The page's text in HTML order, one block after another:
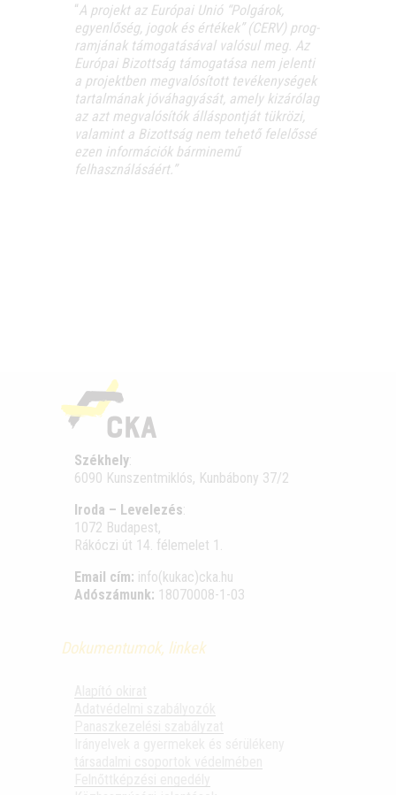
“A pro­jekt az Euró­pai Unió “Pol­gá­rok,
egyen­lő­ség, jogok és érté­kek” (CERV) prog­
ram­já­nak támo­ga­tá­sá­val való­sul meg. Az
Euró­pai Bizott­ság támo­ga­tá­sa nem jelen­ti
a pro­jekt­ben meg­va­ló­sí­tott tevé­keny­sé­gek
tar­tal­má­nak jóvá­ha­gyá­sát, amely kizá­ró­lag
az azt meg­va­ló­sí­tók állás­pont­ját tük­rö­zi,
vala­mint a Bizott­ság nem tehe­tő fele­lős­sé
ezen infor­má­ci­ók bár­mi­ne­mű
felhasználásáért.”
Székhely:
6090 Kunszentmiklós, Kunbábony 37/2
Iroda – Levelezés:
1072 Budapest,
Rákóczi út 14. félemelet 1.
Email cím: info(kukac)cka.hu
Adószámunk: 18070008-1-03
Dokumentumok, linkek